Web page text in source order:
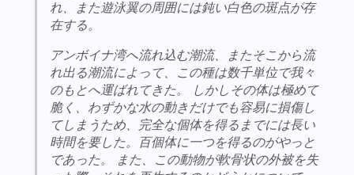
れ、また遊泳翼の周囲には鈍い白色の斑点が存
在する。
アンボイナ湾へ流れ込む潮流、またそこから流
れ出る潮流によって、この種は数千単位で我々
のもとへ運ばれてきた。 しかしその体は極めて
脆く、わずかな水の動きだけでも容易に損傷し
てしまうため、完全な個体を得るまでには長い
時間を要した。百個体に一つを得るのがやっと
であった。 また、この動物が軟骨状の外被を失